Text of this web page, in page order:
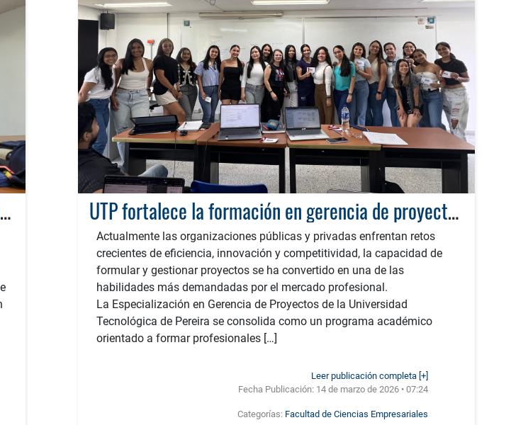
Sistemas Integrados de Gestión: la apuesta para fortalecer la competitividad de las organizaciones UTP fortalece la formación en gerencia de proyectos con programa acreditado en alta calidad
Actualmente las organizaciones públicas y privadas enfrentan retos
crecientes de eficiencia, innovación y competitividad, la capacidad de
formular y gestionar proyectos se ha convertido en una de las
habilidades más demandadas por el mercado profesional.
La Especialización en Gerencia de Proyectos de la Universidad
Tecnológica de Pereira se consolida como un programa académico
orientado a formar profesionales […]
Leer publicación completa [+]
Fecha Publicación: 14 de marzo de 2026 • 07:24
Categorías: Facultad de Ciencias Empresariales